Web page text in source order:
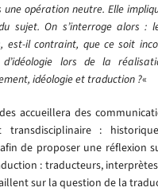
une opération neutre. Elle
sujet. On s’interroge alors :
est-il contraint, que ce soit
lors de la
idéologie et traduction ?«
accueillera des
:
de proposer une réflexion
: traducteurs,
sur la question de la